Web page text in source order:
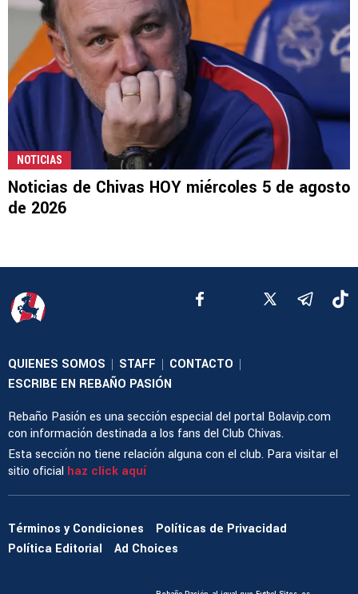
NOTICIAS
Noticias de Chivas HOY miércoles 5 de agosto
de 2026
QUIENES SOMOS STAFF CONTACTO
ESCRIBE EN REBAÑO PASIÓN
Rebaño Pasión es una sección especial del portal Bolavip.com
con información destinada a los fans del Club Chivas.
Esta sección no tiene relación alguna con el club. Para visitar el
sitio oficial haz click aquí
Términos y Condiciones
Políticas de Privacidad
Política Editorial
Ad Choices